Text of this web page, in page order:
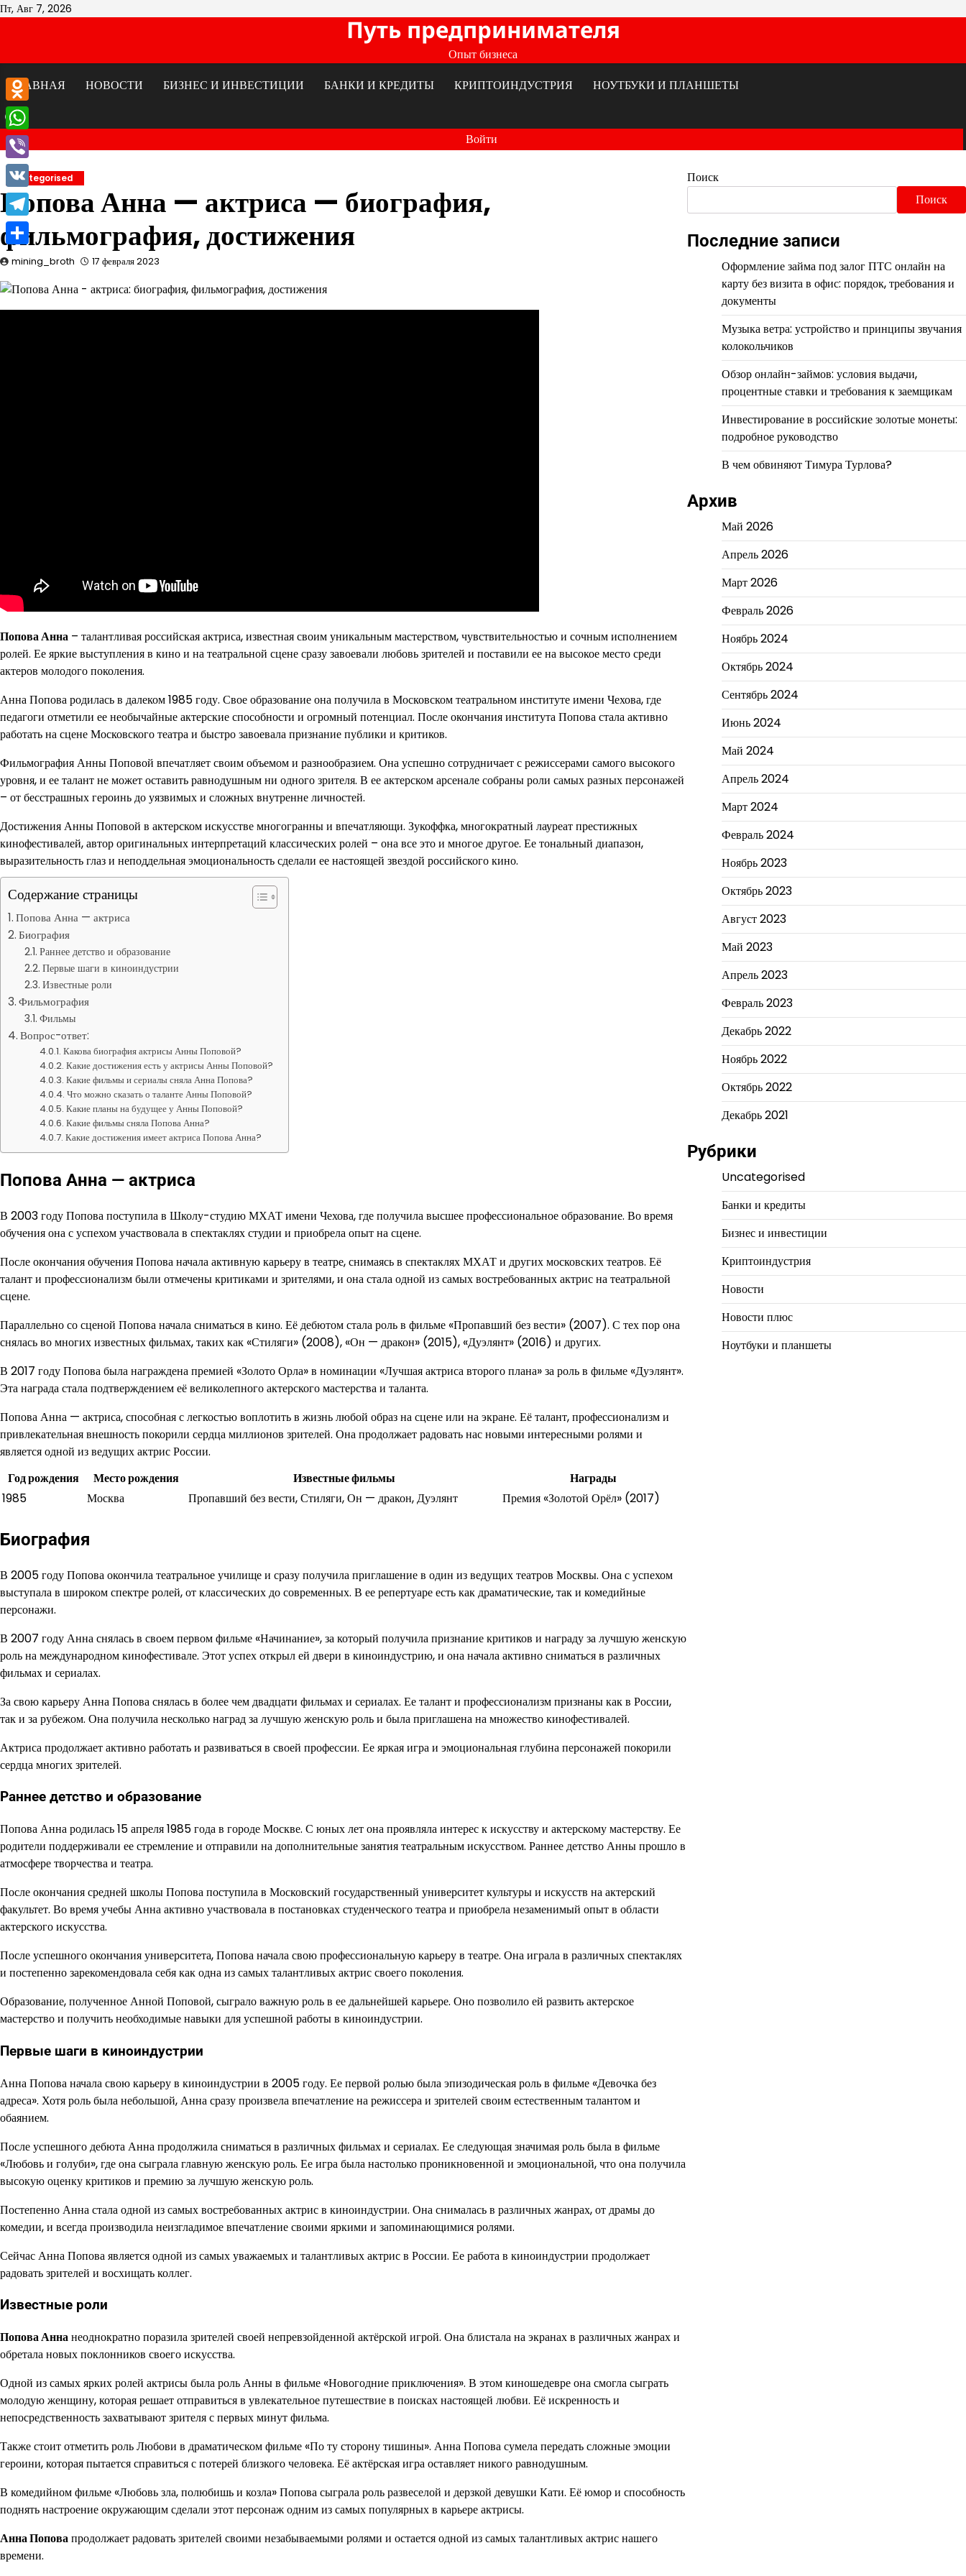
Перейти
Пт, Авг 7, 2026
Путь предпринимателя
Опыт бизнеса
ГЛАВНАЯ
НОВОСТИ БИЗНЕС И ИНВЕСТИЦИИ БАНКИ И КРЕДИТЫ КРИПТОИНДУСТРИЯ НОУТБУКИ И ПЛАНШЕТЫ
Войти
Uncategorised
Попова Анна — актриса — биография,
фильмография, достижения
mining_broth 17 февраля 2023
Попова Анна – талантливая российская актриса, известная своим уникальным мастерством, чувствительностью и сочным исполнением
ролей. Ее яркие выступления в кино и на театральной сцене сразу завоевали любовь зрителей и поставили ее на высокое место среди
актеров молодого поколения.
Анна Попова родилась в далеком 1985 году. Свое образование она получила в Московском театральном институте имени Чехова, где
педагоги отметили ее необычайные актерские способности и огромный потенциал. После окончания института Попова стала активно
работать на сцене Московского театра и быстро завоевала признание публики и критиков.
Фильмография Анны Поповой впечатляет своим объемом и разнообразием. Она успешно сотрудничает с режиссерами самого высокого
уровня, и ее талант не может оставить равнодушным ни одного зрителя. В ее актерском арсенале собраны роли самых разных персонажей
– от бесстрашных героинь до уязвимых и сложных внутренне личностей.
Достижения Анны Поповой в актерском искусстве многогранны и впечатляющи. Зукоффка, многократный лауреат престижных
кинофестивалей, автор оригинальных интерпретаций классических ролей – она все это и многое другое. Ее тональный диапазон,
выразительность глаз и неподдельная эмоциональность сделали ее настоящей звездой российского кино.
Содержание страницы
Попова Анна — актриса
Биография
Раннее детство и образование
Первые шаги в киноиндустрии
Известные роли
Фильмография
Фильмы
Вопрос-ответ:
Какова биография актрисы Анны Поповой?
Какие достижения есть у актрисы Анны Поповой?
Какие фильмы и сериалы сняла Анна Попова?
Что можно сказать о таланте Анны Поповой?
Какие планы на будущее у Анны Поповой?
Какие фильмы сняла Попова Анна?
Какие достижения имеет актриса Попова Анна?
Попова Анна — актриса
В 2003 году Попова поступила в Школу-студию МХАТ имени Чехова, где получила высшее профессиональное образование. Во время
обучения она с успехом участвовала в спектаклях студии и приобрела опыт на сцене.
После окончания обучения Попова начала активную карьеру в театре, снимаясь в спектаклях МХАТ и других московских театров. Её
талант и профессионализм были отмечены критиками и зрителями, и она стала одной из самых востребованных актрис на театральной
сцене.
Параллельно со сценой Попова начала сниматься в кино. Её дебютом стала роль в фильме «Пропавший без вести» (2007). С тех пор она
снялась во многих известных фильмах, таких как «Стиляги» (2008), «Он — дракон» (2015), «Дуэлянт» (2016) и других.
В 2017 году Попова была награждена премией «Золото Орла» в номинации «Лучшая актриса второго плана» за роль в фильме «Дуэлянт».
Эта награда стала подтверждением её великолепного актерского мастерства и таланта.
Попова Анна — актриса, способная с легкостью воплотить в жизнь любой образ на сцене или на экране. Её талант, профессионализм и
привлекательная внешность покорили сердца миллионов зрителей. Она продолжает радовать нас новыми интересными ролями и
является одной из ведущих актрис России.
Год рождения
Место рождения Известные фильмы
Награды
1985
Москва Пропавший без вести, Стиляги, Он — дракон, Дуэлянт Премия «Золотой Орёл» (2017)
Биография
В 2005 году Попова окончила театральное училище и сразу получила приглашение в один из ведущих театров Москвы. Она с успехом
выступала в широком спектре ролей, от классических до современных. В ее репертуаре есть как драматические, так и комедийные
персонажи.
В 2007 году Анна снялась в своем первом фильме «Начинание», за который получила признание критиков и награду за лучшую женскую
роль на международном кинофестивале. Этот успех открыл ей двери в киноиндустрию, и она начала активно сниматься в различных
фильмах и сериалах.
За свою карьеру Анна Попова снялась в более чем двадцати фильмах и сериалах. Ее талант и профессионализм признаны как в России,
так и за рубежом. Она получила несколько наград за лучшую женскую роль и была приглашена на множество кинофестивалей.
Актриса продолжает активно работать и развиваться в своей профессии. Ее яркая игра и эмоциональная глубина персонажей покорили
сердца многих зрителей.
Раннее детство и образование
Попова Анна родилась 15 апреля 1985 года в городе Москве. С юных лет она проявляла интерес к искусству и актерскому мастерству. Ее
родители поддерживали ее стремление и отправили на дополнительные занятия театральным искусством. Раннее детство Анны прошло в
атмосфере творчества и театра.
После окончания средней школы Попова поступила в Московский государственный университет культуры и искусств на актерский
факультет. Во время учебы Анна активно участвовала в постановках студенческого театра и приобрела незаменимый опыт в области
актерского искусства.
После успешного окончания университета, Попова начала свою профессиональную карьеру в театре. Она играла в различных спектаклях
и постепенно зарекомендовала себя как одна из самых талантливых актрис своего поколения.
Образование, полученное Анной Поповой, сыграло важную роль в ее дальнейшей карьере. Оно позволило ей развить актерское
мастерство и получить необходимые навыки для успешной работы в киноиндустрии.
Первые шаги в киноиндустрии
Анна Попова начала свою карьеру в киноиндустрии в 2005 году. Ее первой ролью была эпизодическая роль в фильме «Девочка без
адреса». Хотя роль была небольшой, Анна сразу произвела впечатление на режиссера и зрителей своим естественным талантом и
обаянием.
После успешного дебюта Анна продолжила сниматься в различных фильмах и сериалах. Ее следующая значимая роль была в фильме
«Любовь и голуби», где она сыграла главную женскую роль. Ее игра была настолько проникновенной и эмоциональной, что она получила
высокую оценку критиков и премию за лучшую женскую роль.
Постепенно Анна стала одной из самых востребованных актрис в киноиндустрии. Она снималась в различных жанрах, от драмы до
комедии, и всегда производила неизгладимое впечатление своими яркими и запоминающимися ролями.
Сейчас Анна Попова является одной из самых уважаемых и талантливых актрис в России. Ее работа в киноиндустрии продолжает
радовать зрителей и восхищать коллег.
Известные роли
Попова Аннанеоднократно поразила зрителей своей непревзойденной актёрской игрой. Она блистала на экранах в различных жанрах и
обретала новых поклонников своего искусства.
Одной из самых ярких ролей актрисы была роль Анны в фильме «Новогодние приключения». В этом киношедевре она смогла сыграть
молодую женщину, которая решает отправиться в увлекательное путешествие в поисках настоящей любви. Её искренность и
непосредственность захватывают зрителя с первых минут фильма.
Также стоит отметить роль Любови в драматическом фильме «По ту сторону тишины». Анна Попова сумела передать сложные эмоции
героини, которая пытается справиться с потерей близкого человека. Её актёрская игра оставляет никого равнодушным.
В комедийном фильме «Любовь зла, полюбишь и козла» Попова сыграла роль развеселой и дерзкой девушки Кати. Её юмор и способность
поднять настроение окружающим сделали этот персонаж одним из самых популярных в карьере актрисы.
Анна Поповапродолжает радовать зрителей своими незабываемыми ролями и остается одной из самых талантливых актрис нашего
времени.
Поиск
Поиск
Последние записи
Оформление займа под залог ПТС онлайн на
карту без визита в офис: порядок, требования и
документы
Музыка ветра: устройство и принципы звучания
колокольчиков
Обзор онлайн-займов: условия выдачи,
процентные ставки и требования к заемщикам
Инвестирование в российские золотые монеты:
подробное руководство
В чем обвиняют Тимура Турлова?
Архив
Май 2026
Апрель 2026
Март 2026
Февраль 2026
Ноябрь 2024
Октябрь 2024
Сентябрь 2024
Июнь 2024
Май 2024
Апрель 2024
Март 2024
Февраль 2024
Ноябрь 2023
Октябрь 2023
Август 2023
Май 2023
Апрель 2023
Февраль 2023
Декабрь 2022
Ноябрь 2022
Октябрь 2022
Декабрь 2021
Рубрики
Uncategorised
Банки и кредиты
Бизнес и инвестиции
Криптоиндустрия
Новости
Новости плюс
Ноутбуки и планшеты
Odnoklassniki
WhatsApp
Viber
VK
Telegram
Отправить